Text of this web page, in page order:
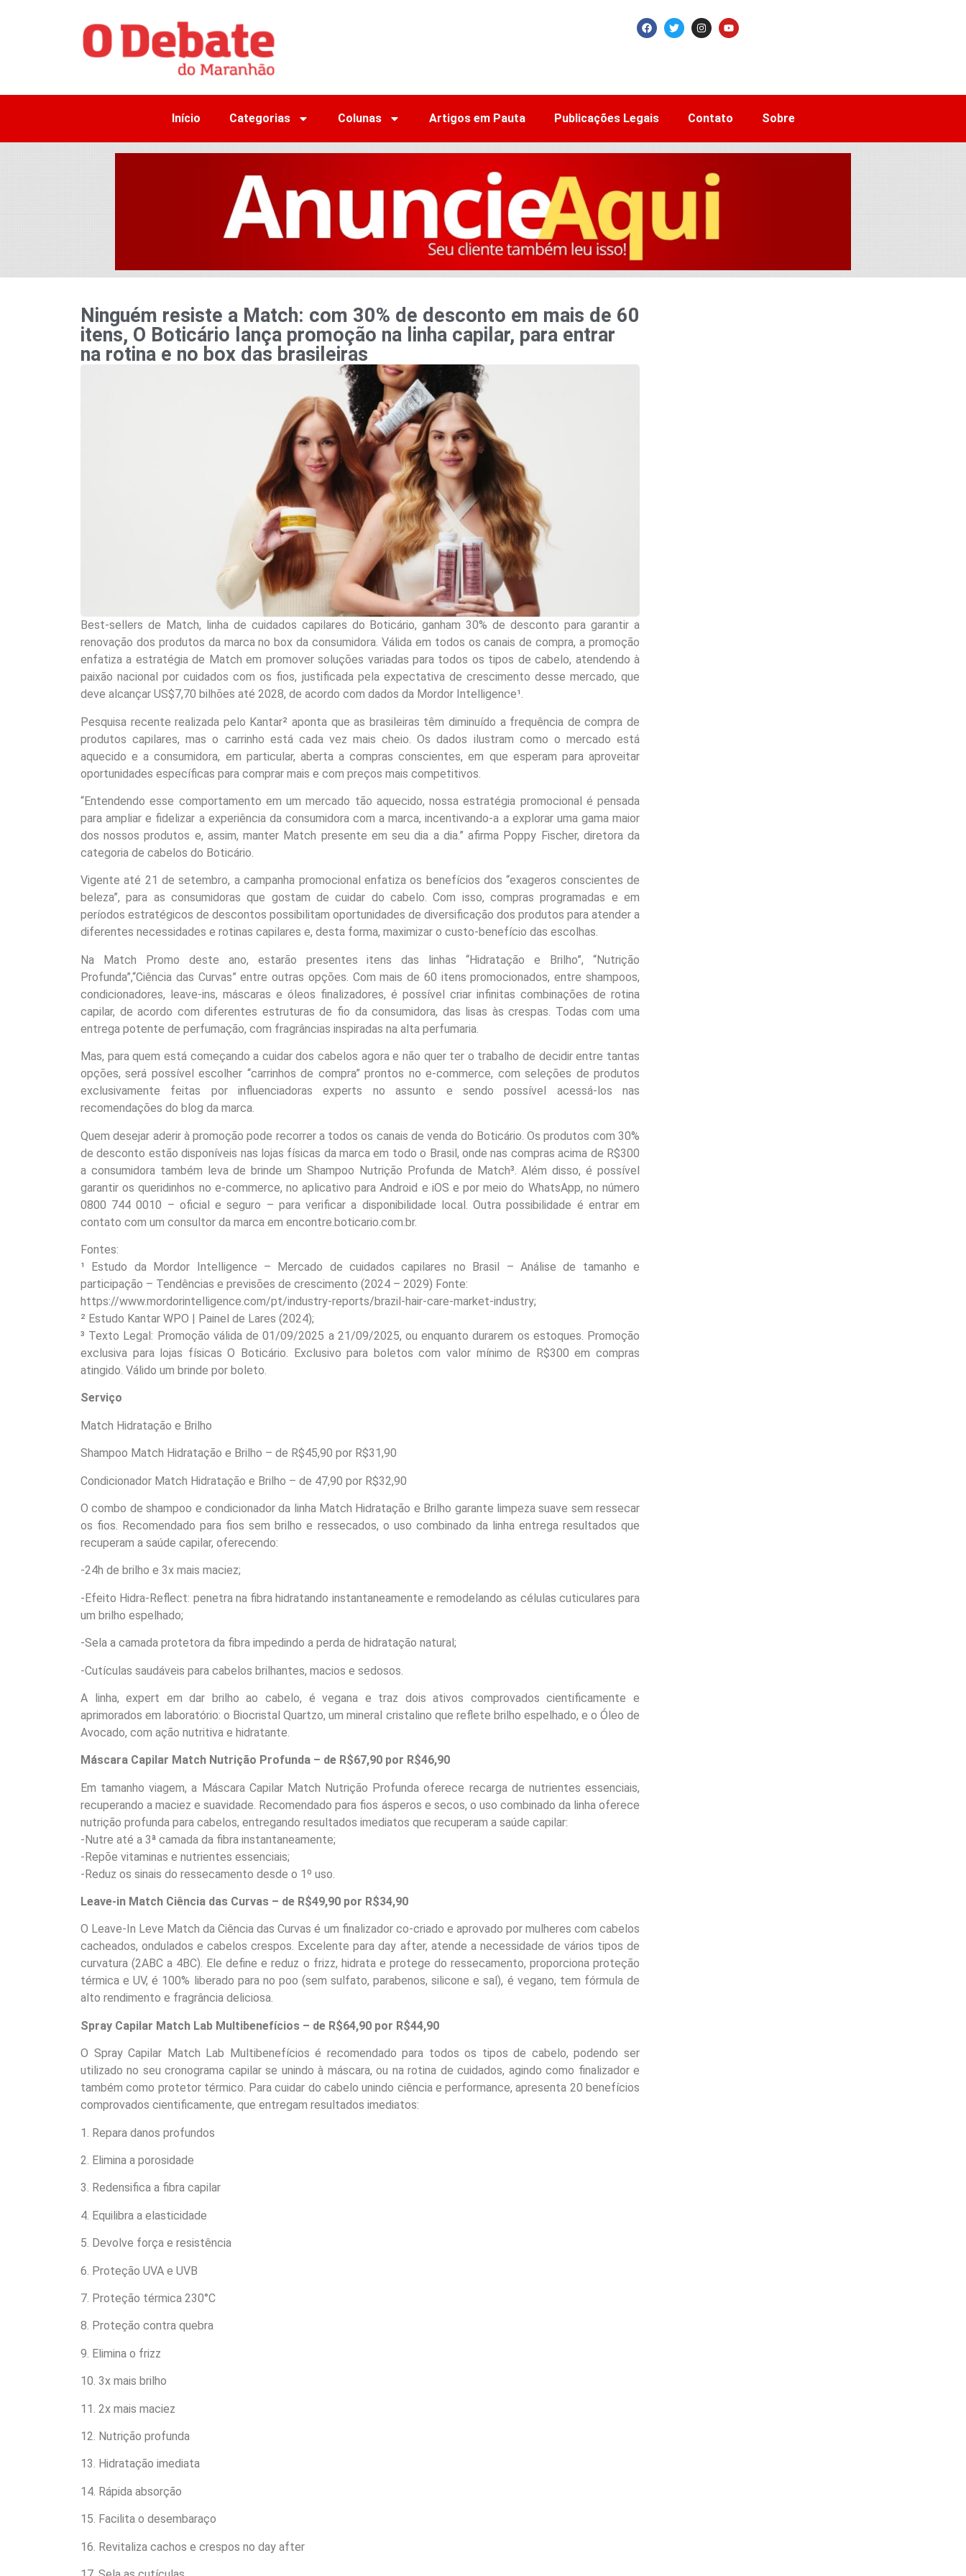
Início Categorias Colunas Artigos em Pauta Publicações Legais Contato Sobre
Ninguém resiste a Match: com 30% de desconto em mais de 60
itens, O Boticário lança promoção na linha capilar, para entrar
na rotina e no box das brasileiras
Best-sellers de Match, linha de cuidados capilares do Boticário, ganham 30% de desconto para garantir a
renovação dos produtos da marca no box da consumidora. Válida em todos os canais de compra, a promoção
enfatiza a estratégia de Match em promover soluções variadas para todos os tipos de cabelo, atendendo à
paixão nacional por cuidados com os fios, justificada pela expectativa de crescimento desse mercado, que
deve alcançar US$7,70 bilhões até 2028, de acordo com dados da Mordor Intelligence¹.
Pesquisa recente realizada pelo Kantar² aponta que as brasileiras têm diminuído a frequência de compra de
produtos capilares, mas o carrinho está cada vez mais cheio. Os dados ilustram como o mercado está
aquecido e a consumidora, em particular, aberta a compras conscientes, em que esperam para aproveitar
oportunidades específicas para comprar mais e com preços mais competitivos.
“Entendendo esse comportamento em um mercado tão aquecido, nossa estratégia promocional é pensada
para ampliar e fidelizar a experiência da consumidora com a marca, incentivando-a a explorar uma gama maior
dos nossos produtos e, assim, manter Match presente em seu dia a dia.” afirma Poppy Fischer, diretora da
categoria de cabelos do Boticário.
Vigente até 21 de setembro, a campanha promocional enfatiza os benefícios dos “exageros conscientes de
beleza”, para as consumidoras que gostam de cuidar do cabelo. Com isso, compras programadas e em
períodos estratégicos de descontos possibilitam oportunidades de diversificação dos produtos para atender a
diferentes necessidades e rotinas capilares e, desta forma, maximizar o custo-benefício das escolhas.
Na Match Promo deste ano, estarão presentes itens das linhas “Hidratação e Brilho”, “Nutrição
Profunda”,“Ciência das Curvas” entre outras opções. Com mais de 60 itens promocionados, entre shampoos,
condicionadores, leave-ins, máscaras e óleos finalizadores, é possível criar infinitas combinações de rotina
capilar, de acordo com diferentes estruturas de fio da consumidora, das lisas às crespas. Todas com uma
entrega potente de perfumação, com fragrâncias inspiradas na alta perfumaria.
Mas, para quem está começando a cuidar dos cabelos agora e não quer ter o trabalho de decidir entre tantas
opções, será possível escolher “carrinhos de compra” prontos no e-commerce, com seleções de produtos
exclusivamente feitas por influenciadoras experts no assunto e sendo possível acessá-los nas
recomendações do blog da marca.
Quem desejar aderir à promoção pode recorrer a todos os canais de venda do Boticário. Os produtos com 30%
de desconto estão disponíveis nas lojas físicas da marca em todo o Brasil, onde nas compras acima de R$300
a consumidora também leva de brinde um Shampoo Nutrição Profunda de Match³. Além disso, é possível
garantir os queridinhos no e-commerce, no aplicativo para Android e iOS e por meio do WhatsApp, no número
0800 744 0010 – oficial e seguro – para verificar a disponibilidade local. Outra possibilidade é entrar em
contato com um consultor da marca em encontre.boticario.com.br.
Fontes:
¹ Estudo da Mordor Intelligence – Mercado de cuidados capilares no Brasil – Análise de tamanho e
participação – Tendências e previsões de crescimento (2024 – 2029) Fonte:
https://www.mordorintelligence.com/pt/industry-reports/brazil-hair-care-market-industry;
² Estudo Kantar WPO | Painel de Lares (2024);
³ Texto Legal: Promoção válida de 01/09/2025 a 21/09/2025, ou enquanto durarem os estoques. Promoção
exclusiva para lojas físicas O Boticário. Exclusivo para boletos com valor mínimo de R$300 em compras
atingido. Válido um brinde por boleto.
Serviço
Match Hidratação e Brilho
Shampoo Match Hidratação e Brilho – de R$45,90 por R$31,90
Condicionador Match Hidratação e Brilho – de 47,90 por R$32,90
O combo de shampoo e condicionador da linha Match Hidratação e Brilho garante limpeza suave sem ressecar
os fios. Recomendado para fios sem brilho e ressecados, o uso combinado da linha entrega resultados que
recuperam a saúde capilar, oferecendo:
-24h de brilho e 3x mais maciez;
-Efeito Hidra-Reflect: penetra na fibra hidratando instantaneamente e remodelando as células cuticulares para
um brilho espelhado;
-Sela a camada protetora da fibra impedindo a perda de hidratação natural;
-Cutículas saudáveis para cabelos brilhantes, macios e sedosos.
A linha, expert em dar brilho ao cabelo, é vegana e traz dois ativos comprovados cientificamente e
aprimorados em laboratório: o Biocristal Quartzo, um mineral cristalino que reflete brilho espelhado, e o Óleo de
Avocado, com ação nutritiva e hidratante.
Máscara Capilar Match Nutrição Profunda – de R$67,90 por R$46,90
Em tamanho viagem, a Máscara Capilar Match Nutrição Profunda oferece recarga de nutrientes essenciais,
recuperando a maciez e suavidade. Recomendado para fios ásperos e secos, o uso combinado da linha oferece
nutrição profunda para cabelos, entregando resultados imediatos que recuperam a saúde capilar:
-Nutre até a 3ª camada da fibra instantaneamente;
-Repõe vitaminas e nutrientes essenciais;
-Reduz os sinais do ressecamento desde o 1º uso.
Leave-in Match Ciência das Curvas – de R$49,90 por R$34,90
O Leave-In Leve Match da Ciência das Curvas é um finalizador co-criado e aprovado por mulheres com cabelos
cacheados, ondulados e cabelos crespos. Excelente para day after, atende a necessidade de vários tipos de
curvatura (2ABC a 4BC). Ele define e reduz o frizz, hidrata e protege do ressecamento, proporciona proteção
térmica e UV, é 100% liberado para no poo (sem sulfato, parabenos, silicone e sal), é vegano, tem fórmula de
alto rendimento e fragrância deliciosa.
Spray Capilar Match Lab Multibenefícios – de R$64,90 por R$44,90
O Spray Capilar Match Lab Multibenefícios é recomendado para todos os tipos de cabelo, podendo ser
utilizado no seu cronograma capilar se unindo à máscara, ou na rotina de cuidados, agindo como finalizador e
também como protetor térmico. Para cuidar do cabelo unindo ciência e performance, apresenta 20 benefícios
comprovados cientificamente, que entregam resultados imediatos:
1. Repara danos profundos
2. Elimina a porosidade
3. Redensifica a fibra capilar
4. Equilibra a elasticidade
5. Devolve força e resistência
6. Proteção UVA e UVB
7. Proteção térmica 230°C
8. Proteção contra quebra
9. Elimina o frizz
10. 3x mais brilho
11. 2x mais maciez
12. Nutrição profunda
13. Hidratação imediata
14. Rápida absorção
15. Facilita o desembaraço
16. Revitaliza cachos e crespos no day after